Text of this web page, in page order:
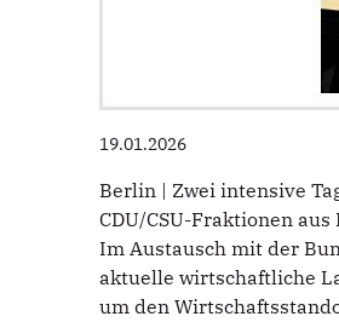
19.01.2026
Berlin | Zwei intensive
CDU/CSU-Fraktionen
Im Austausch mit der
aktuelle wirtschaftliche
um den